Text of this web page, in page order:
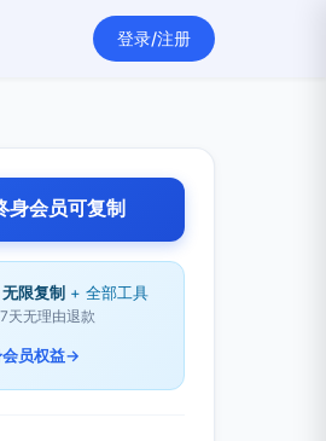
登录/注册
身会员可复制
无限复制 + 全部工具
天无理由退款
员权益→